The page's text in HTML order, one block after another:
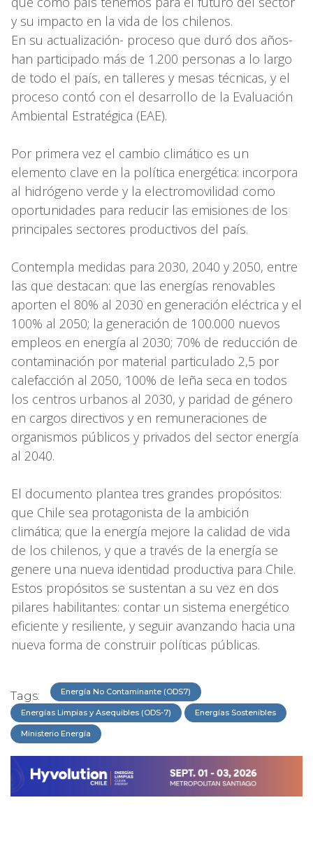
y su impacto en la vida de los chilenos.
En su actualización- proceso que duró dos años-
han participado más de 1.200 personas a lo largo
de todo el país, en talleres y mesas técnicas, y el
proceso contó con el desarrollo de la Evaluación
Ambiental Estratégica (EAE).
Por primera vez el cambio climático es un
elemento clave en la política energética: incorpora
al hidrógeno verde y la electromovilidad como
oportunidades para reducir las emisiones de los
principales sectores productivos del país.
Contempla medidas para 2030, 2040 y 2050, entre
las que destacan: que las energías renovables
aporten el 80% al 2030 en generación eléctrica y el
100% al 2050; la generación de 100.000 nuevos
empleos en energía al 2030; 70% de reducción de
contaminación por material particulado 2,5 por
calefacción al 2050, 100% de leña seca en todos
los centros urbanos al 2030, y paridad de género
en cargos directivos y en remuneraciones de
organismos públicos y privados del sector energía
al 2040.
El documento plantea tres grandes propósitos:
que Chile sea protagonista de la ambición
climática; que la energía mejore la calidad de vida
de los chilenos, y que a través de la energía se
genere una nueva identidad productiva para Chile.
Estos propósitos se sustentan a su vez en dos
pilares habilitantes: contar un sistema energético
eficiente y resiliente, y seguir avanzando hacia una
nueva forma de construir políticas públicas.
Tags: Energía No Contaminante (ODS7)
Energías Limpias y Asequibles (ODS-7) Energías Sostenibles
Ministerio Energía